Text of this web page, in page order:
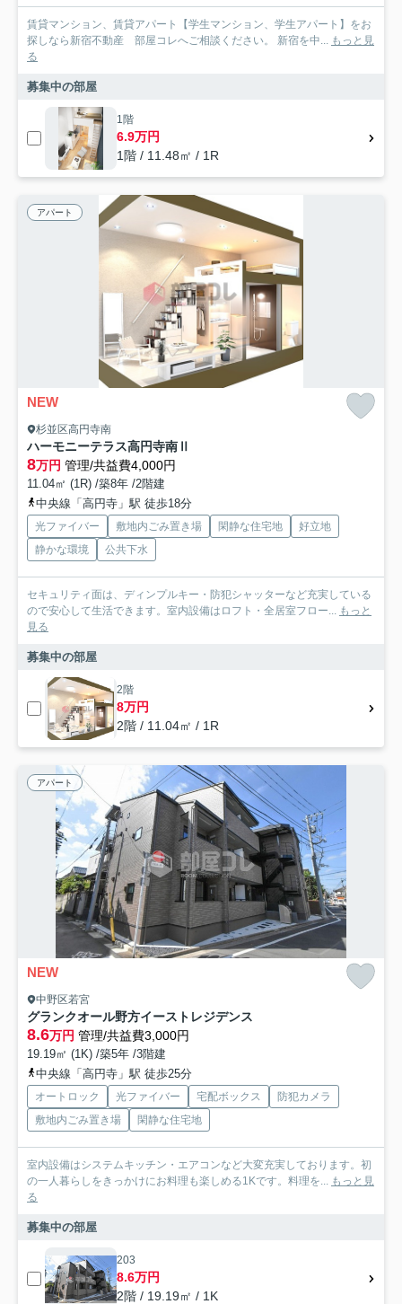
賃貸マンション、賃貸アパート【学生マンション、学生アパート】をお
探しなら新宿不動産 部屋コレへご相談ください。 新宿を中... もっと見
る
募集中の部屋
1階
6.9万円
1階 / 11.48㎡ / 1R
アパート
NEW
杉並区高円寺南
ハーモニーテラス高円寺南Ⅱ
8万円 管理/共益費4,000円
11.04㎡ (1R) /築8年 /2階建
中央線「高円寺」駅 徒歩18分
光ファイバー 敷地内ごみ置き場 閑静な住宅地
好立地
静かな環境
公共下水
セキュリティ面は、ディンプルキー・防犯シャッターなど充実している
ので安心して生活できます。室内設備はロフト・全居室フロー... もっと
見る
募集中の部屋
2階
8万円
2階 / 11.04㎡ / 1R
アパート
NEW
中野区若宮
グランクオール野方イーストレジデンス
8.6万円 管理/共益費3,000円
19.19㎡ (1K) /築5年 /3階建
中央線「高円寺」駅 徒歩25分
オートロック 光ファイバー 宅配ボックス
防犯カメラ
敷地内ごみ置き場
閑静な住宅地
室内設備はシステムキッチン・エアコンなど大変充実しております。初
の一人暮らしをきっかけにお料理も楽しめる1Kです。料理を... もっと見
る
募集中の部屋
203
8.6万円
2階 / 19.19㎡ / 1K